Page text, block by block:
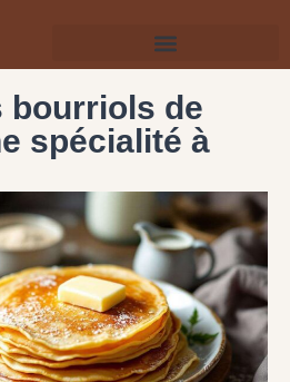
bourriols de
spécialité à